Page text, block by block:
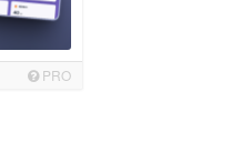
PRO